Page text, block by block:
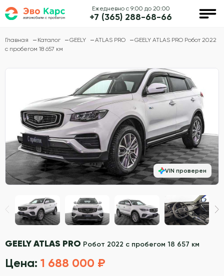
Ежедневно с 9:00 до 20:00
+7 (365) 288-68-66
Главная Каталог GEELY ATLAS PRO
GEELY ATLAS PRO Робот 2022
с пробегом 18 657 км
GEELY ATLAS PRO Робот 2022 с пробегом 18 657 км
Цена: 1 688 000 ₽
VIN проверен